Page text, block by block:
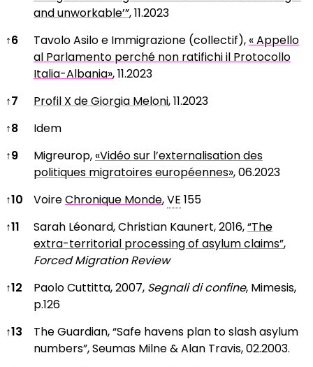
and unworkable’”, 11.2023
↑6 Tavolo Asilo e Immigrazione (collectif), « Appello
al Parlamento perché non ratifichi il Protocollo
Italia-Albania», 11.2023
↑7 Profil X de Giorgia Meloni, 11.2023
↑8
Idem
↑9 Migreurop, «Vidéo sur l’externalisation des
politiques migratoires européennes», 06.2023
↑10 VoireChronique Monde,VE 155
↑11 Sarah Léonard, Christian Kaunert, 2016,“The
extra-territorial processing of asylum claims”,
Forced Migration Review
↑12 Paolo Cuttitta, 2007, Segnali di confine, Mimesis,
p.126
↑13
The Guardian, “Safe havens plan to slash asylum
numbers”, Seumas Milne & Alan Travis, 02.2003.